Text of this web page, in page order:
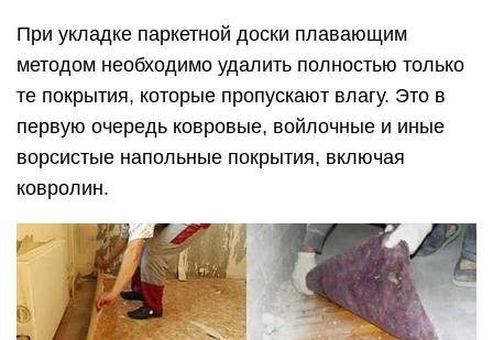
При укладке паркетной доски плавающим
методом необходимо удалить полностью только
те покрытия, которые пропускают влагу. Это в
первую очередь ковровые, войлочные и иные
ворсистые напольные покрытия, включая
ковролин.